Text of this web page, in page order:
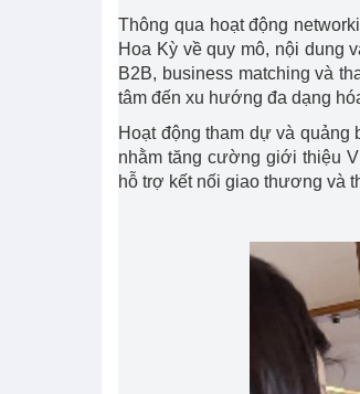
Thông qua hoạt động
Hoa Kỳ về quy mô, nội dung
B2B, business matching và
tâm đến xu hướng đa dạng
Hoạt động tham dự và
nhằm tăng cường giới thiệu
hỗ trợ kết nối giao thương và